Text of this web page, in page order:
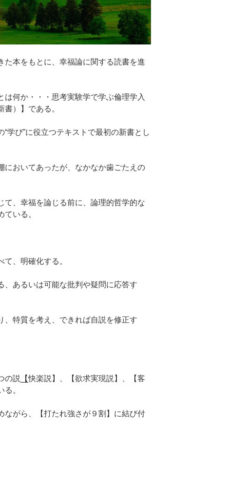
た本をもとに、幸福論に関する読書を進
は何か・・・思考実験学で学ぶ倫理学入
）】である。
学び”に役立つテキストで最初の新書とし
においてあったが、なかなか歯ごたえの
て、幸福を論じる前に、論理的哲学的な
いる。
て、明確化する。
、あるいは可能な批判や疑問に応答す
、特質を考え、できれば自説を修正す
の説 【快楽説】、【欲求実現説】、【客
。
ながら、【打たれ強さが９割】に結び付